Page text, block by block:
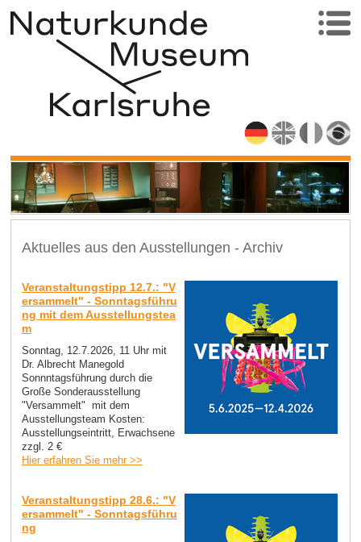
Aktuelles aus den Ausstellungen - Archiv
Veranstaltungstipp 12.7.: "V
ersammelt" - Sonntagsführu
ng mit dem Ausstellungstea
m
Sonntag, 12.7.2026, 11 Uhr mit
Dr. Albrecht Manegold
Sonnntagsführung durch die
Große Sonderausstellung
"Versammelt" mit dem
Ausstellungsteam Kosten:
Ausstellungseintritt, Erwachsene
zzgl. 2 €
Hier erfahren Sie mehr >>
Veranstaltungstipp 28.6.: "V
ersammelt" - Sonntagsführu
ng